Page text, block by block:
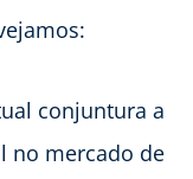
conjuntura a
no mercado de